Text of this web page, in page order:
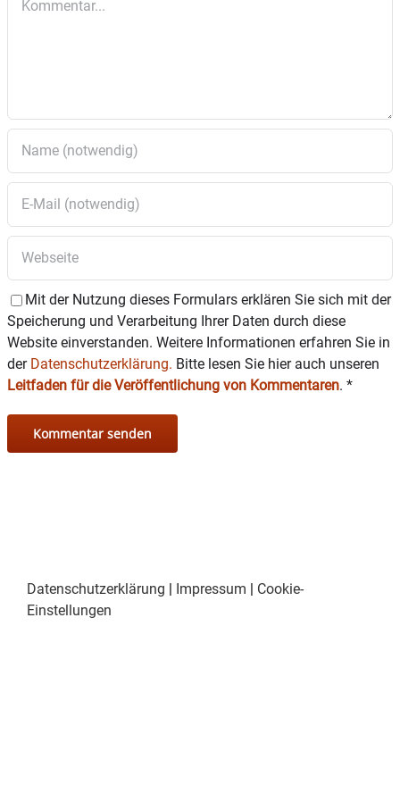
Mit der Nutzung dieses Formulars erklären Sie sich mit der
Speicherung und Verarbeitung Ihrer Daten durch diese
Website einverstanden. Weitere Informationen erfahren Sie in
der Datenschutzerklärung. Bitte lesen Sie hier auch unseren
Leitfaden für die Veröffentlichung von Kommentaren. *
Datenschutzerklärung | Impressum | Cookie-
Einstellungen